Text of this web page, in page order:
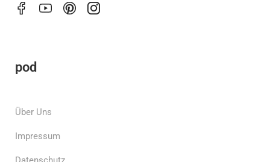
pod
Über Uns
Impressum